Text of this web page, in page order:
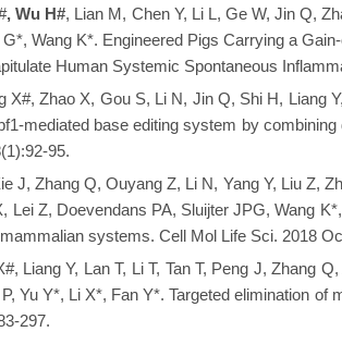
, Wu H#, Lian M, Chen Y, Li L, Ge W, Jin Q,
Wang K*. Engineered Pigs Carrying a
Human Systemic Spontaneous
X#, Zhao X, Gou S, Li N, Jin Q, Shi H, Liang
mediated base editing system by
95.
J, Zhang Q, Ouyang Z, Li N, Yang Y, Liu Z,
Lei Z, Doevendans PA, Sluijter JPG, Wang
systems. Cell Mol Life Sci. 2018
Liang Y, Lan T, Li T, Tan T, Peng J, Zhang
Yu Y*, Li X*, Fan Y*. Targeted elimination
297.